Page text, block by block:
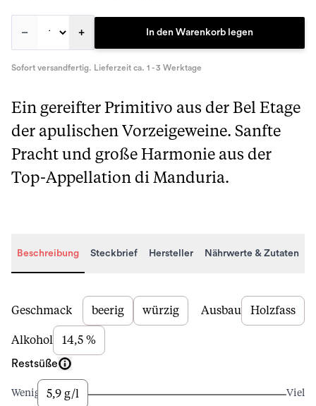
– + In den Warenkorb legen
Sofort versandfertig. Lieferzeit ca. 1 - 3 Werktage
Ein gereifter Primitivo aus der Bel Etage
der apulischen Vorzeigeweine. Sanfte
Pracht und große Harmonie aus der
Top-Appellation di Manduria.
Beschreibung Steckbrief Hersteller Nährwerte & Zutaten
Beschreibung
Geschmack beerig würzig Ausbau Holzfass
Alkohol 14,5 %
Restsüße
Wenig 5,9 g/l Viel